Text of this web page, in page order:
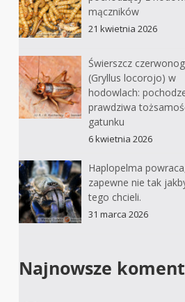
mączników
21 kwietnia 2026
Świerszcz
(Gryllus locorojo) w
hodowlach:
prawdziwa
gatunku
6 kwietnia 2026
Haplopelma
zapewne nie tak
tego chcieli.
31 marca 2026
Najnowsze